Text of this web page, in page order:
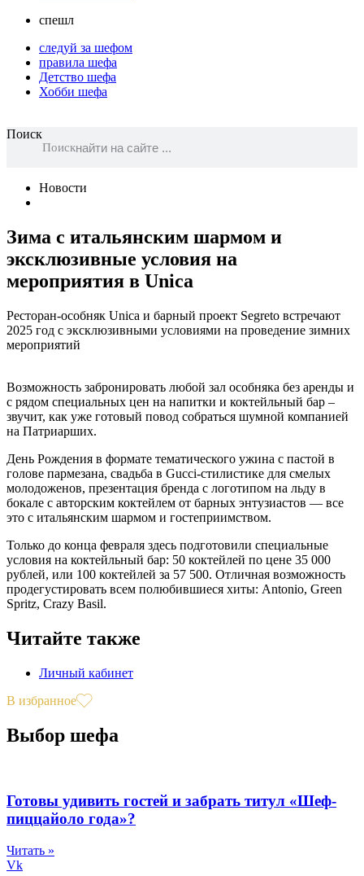
спешл
следуй за шефом
правила шефа
Детство шефа
Хобби шефа
Поиск
Поиск
Новости
Зима с итальянским шармом и
эксклюзивные условия на
мероприятия в Unica
Ресторан-особняк Unica и барный проект Segreto встречают
2025 год с эксклюзивными условиями на проведение зимних
мероприятий
Возможность забронировать любой зал особняка без аренды и
с рядом специальных цен на напитки и коктейльный бар –
звучит, как уже готовый повод собраться шумной компанией
на Патриарших.
День Рождения в формате тематического ужина с пастой в
голове пармезана, свадьба в Gucci-стилистике для смелых
молодоженов, презентация бренда с логотипом на льду в
бокале с авторским коктейлем от барных энтузиастов — все
это с итальянским шармом и гостеприимством.
Только до конца февраля здесь подготовили специальные
условия на коктейльный бар: 50 коктейлей по цене 35 000
рублей, или 100 коктейлей за 57 500. Отличная возможность
продегустировать всем полюбившиеся хиты: Antonio, Green
Spritz, Crazy Basil.
Читайте также
Личный кабинет
В избранное
Выбор шефа
Готовы удивить гостей и забрать титул «Шеф-
пиццайоло года»?
Читать »
Vk